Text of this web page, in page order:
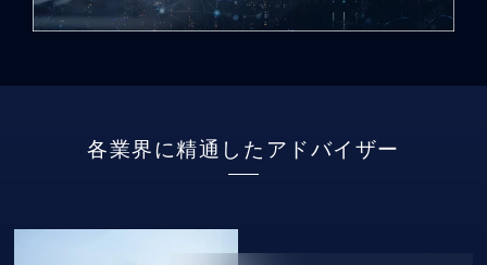
各業界に精通したアドバイザー